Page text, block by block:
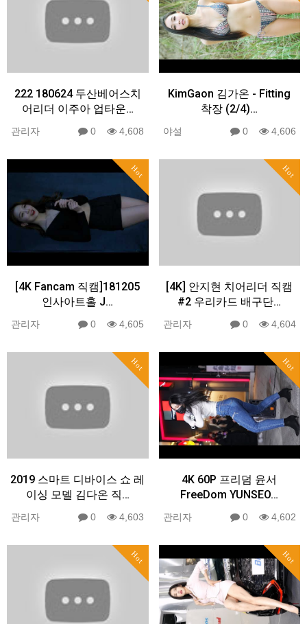
222 180624 두산베어스치
어리더 이주아 업타운…
관리자 0 4,608
KimGaon 김가온 - Fitting
착장 (2/4)…
야설 0 4,606
Hot
[4K Fancam 직캠]181205
인사아트홀 J…
관리자 0 4,605
Hot
[4K] 안지현 치어리더 직캠
#2 우리카드 배구단…
관리자 0 4,604
Hot
2019 스마트 디바이스 쇼 레
이싱 모델 김다온 직…
관리자 0 4,603
Hot
4K 60P 프리덤 윤서
FreeDom YUNSEO…
관리자 0 4,602
Hot Hot